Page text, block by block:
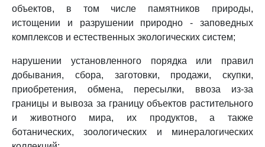
объектов, в том числе памятников природы,
истощении и разрушении природно - заповедных
комплексов и естественных экологических систем;
нарушении установленного порядка или правил
добывания, сбора, заготовки, продажи, скупки,
приобретения, обмена, пересылки, ввоза из-за
границы и вывоза за границу объектов растительного
и животного мира, их продуктов, а также
ботанических, зоологических и минералогических